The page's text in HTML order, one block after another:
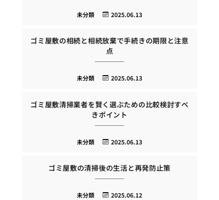
2025.06.13
未分類
ゴミ屋敷の相続と相続放棄で手続きの期限と注意
点
2025.06.13
未分類
ゴミ屋敷清掃業者を賢く選ぶための比較検討すべ
きポイント
2025.06.13
未分類
ゴミ屋敷の清掃後の生活と再発防止策
2025.06.12
未分類